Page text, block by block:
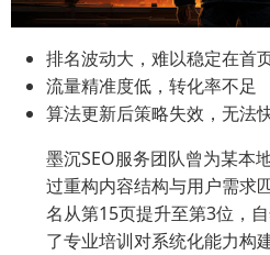
排名波动大，难以稳定在首
流量精准度低，转化率不足
算法更新后策略失效，无法
墨沉SEO服务团队曾为某本
过重构内容结构与用户需求
名从第15页提升至第3位，
了专业培训对系统化能力构